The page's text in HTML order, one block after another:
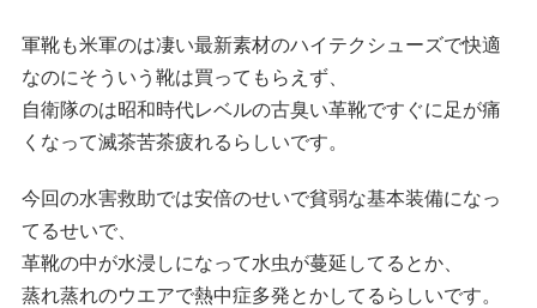
軍靴も米軍のは凄い最新素材のハイテクシューズで快適
なのにそういう靴は買ってもらえず、
自衛隊のは昭和時代レベルの古臭い革靴ですぐに足が痛
くなって滅茶苦茶疲れるらしいです。
今回の水害救助では安倍のせいで貧弱な基本装備になっ
てるせいで、
革靴の中が水浸しになって水虫が蔓延してるとか、
蒸れ蒸れのウエアで熱中症多発とかしてるらしいです。